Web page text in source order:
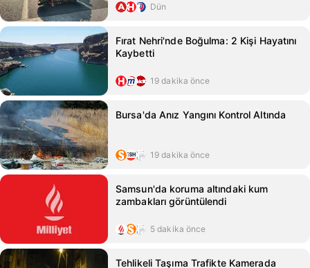
Dün
Fırat Nehri'nde Boğulma: 2 Kişi Hayatını
Kaybetti
19 dakika önce
Bursa'da Anız Yangını Kontrol Altında
19 dakika önce
Samsun'da koruma altındaki kum
zambakları görüntülendi
5 dakika önce
Tehlikeli Taşıma Trafikte Kamerada